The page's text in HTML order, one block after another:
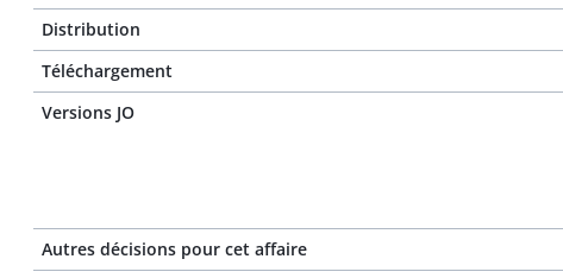
Distribution
Téléchargement
Versions JO
Autres décisions pour cet affaire